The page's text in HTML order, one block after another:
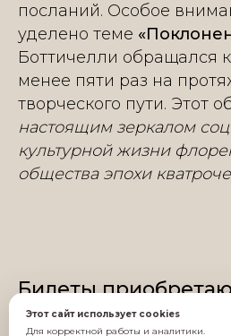
Этот сайт использует cookies
Для корректной работы и аналитики.
посланий. Особое
уделено теме
Боттичелли обращался
менее пяти раз на
творческого пути. Этот
настоящим зеркалом
культурной жизни
общества эпохи
Билеты
Музея